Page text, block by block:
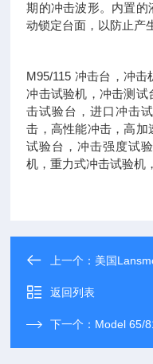
期的冲击波形。内置的
动锁定台面，以防止产
M95/115 冲击台，冲击
冲击试验机，冲击测试
击试验台，进口冲击
击，高性能冲击，高加
试验台，冲击强度试
机，重力式冲击试验机
上一个： 美国Lansmont Model 95/115D 冲击试验机,冲
返回列表
下一个： Model 65/